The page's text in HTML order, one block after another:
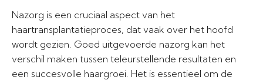
Nazorg is een cruciaal aspect van het
haartransplantatieproces, dat vaak over het hoofd
wordt gezien. Goed uitgevoerde nazorg kan het
verschil maken tussen teleurstellende resultaten en
een succesvolle haargroei. Het is essentieel om de